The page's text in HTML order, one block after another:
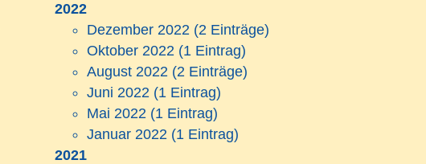
2022
Dezember 2022 (2 Einträge)
Oktober 2022 (1 Eintrag)
August 2022 (2 Einträge)
Juni 2022 (1 Eintrag)
Mai 2022 (1 Eintrag)
Januar 2022 (1 Eintrag)
2021